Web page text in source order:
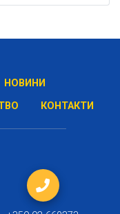
НОВИНИ
КОНТАКТИ